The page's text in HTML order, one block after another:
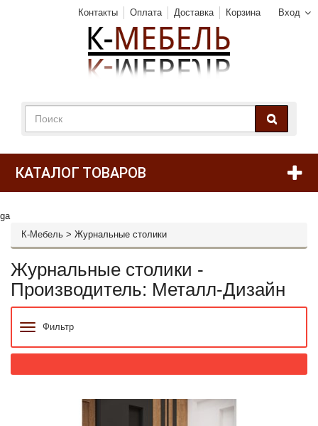
Вход
Контакты Оплата Доставка Корзина
КАТАЛОГ ТОВАРОВ
ga
К-Мебель > Журнальные столики
Журнальные столики -
Производитель: Металл-Дизайн
Фильтр